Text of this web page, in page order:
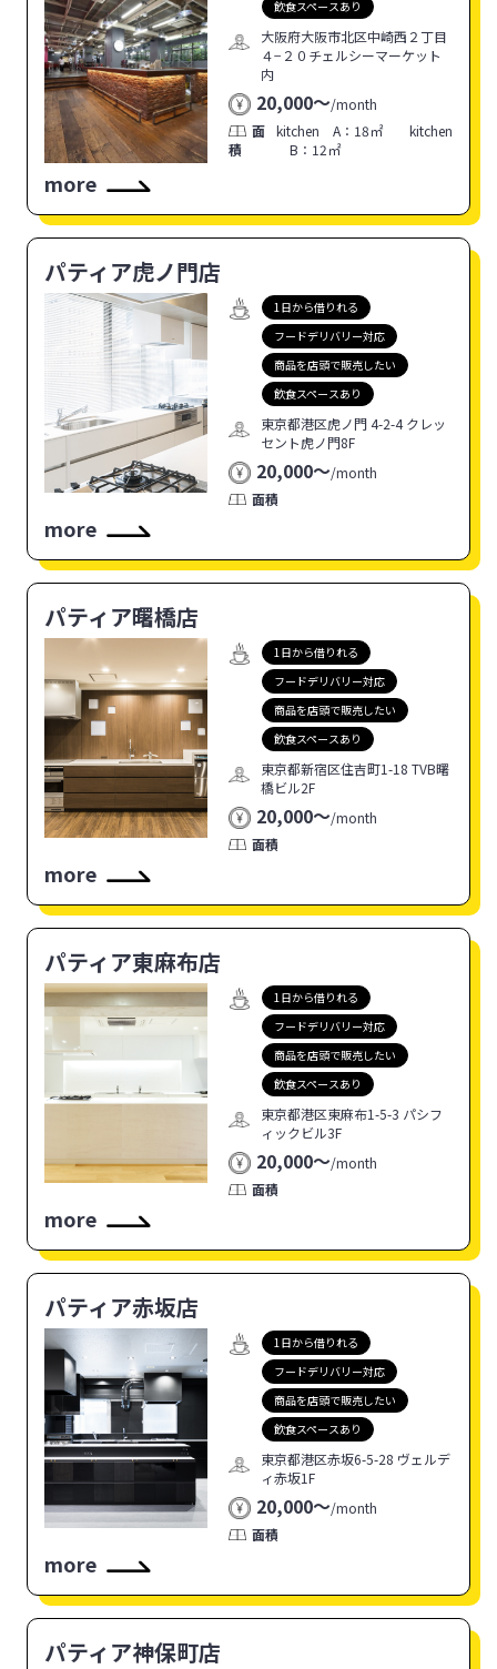
飲食スペースあり
大阪府大阪市北区中崎西２丁目
４−２０チェルシーマーケット
内
20,000〜/month
面
積
kitchen A：18㎡ kitchen
B：12㎡
more
パティア虎ノ門店
1日から借りれる
フードデリバリー対応
商品を店頭で販売したい
飲食スペースあり
東京都港区虎ノ門 4-2-4 クレッ
セント虎ノ門8F
20,000〜/month
面積
more
パティア曙橋店
1日から借りれる
フードデリバリー対応
商品を店頭で販売したい
飲食スペースあり
東京都新宿区住吉町1-18 TVB曙
橋ビル2F
20,000〜/month
面積
more
パティア東麻布店
1日から借りれる
フードデリバリー対応
商品を店頭で販売したい
飲食スペースあり
東京都港区東麻布1-5-3 パシフ
ィックビル3F
20,000〜/month
面積
more
パティア赤坂店
1日から借りれる
フードデリバリー対応
商品を店頭で販売したい
飲食スペースあり
東京都港区赤坂6-5-28 ヴェルデ
ィ赤坂1F
20,000〜/month
面積
more
パティア神保町店